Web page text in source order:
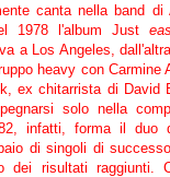
canta nella band di
1978 l'album Just
a Los Angeles,
heavy con
ex chitarrista di David
solo nella
infatti, forma il duo
di singoli di
dei risultati raggiunti.